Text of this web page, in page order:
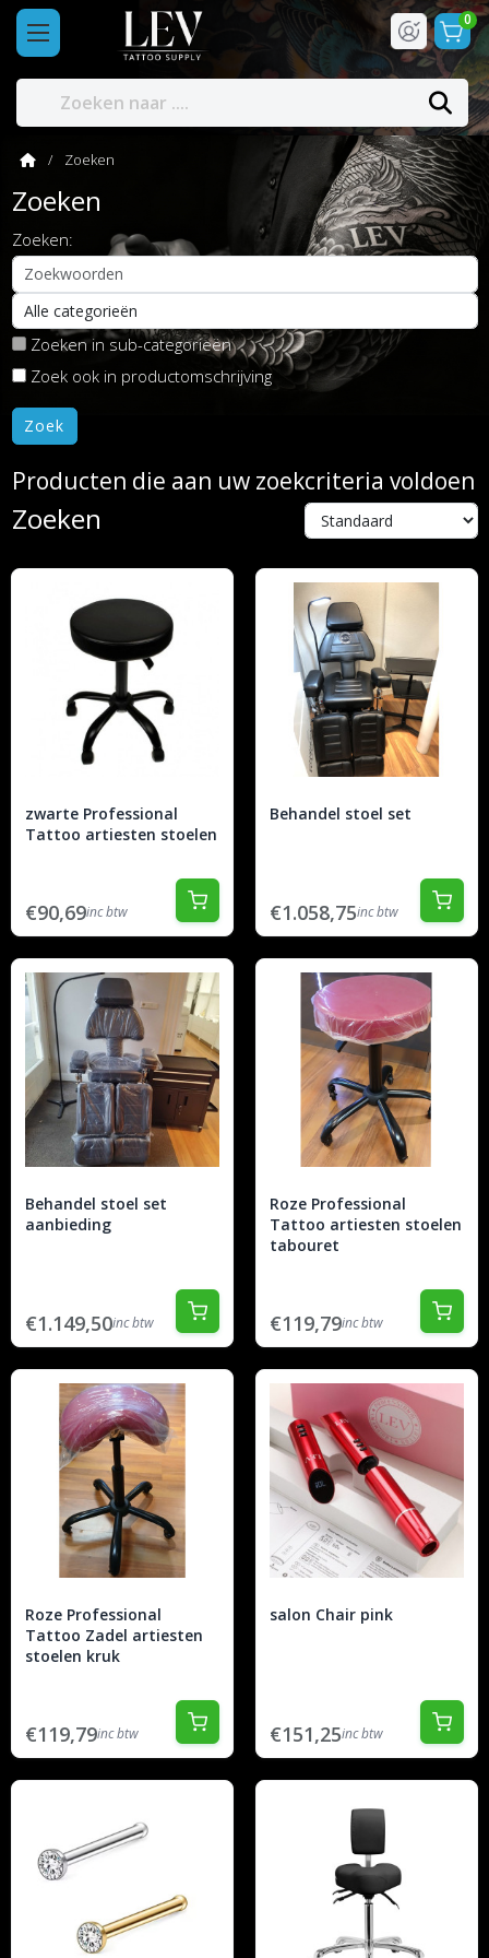
0
Zoeken
Zoeken
Zoeken:
Zoeken in sub-categorieën
Zoek ook in productomschrijving
Producten die aan uw zoekcriteria voldoen
Zoeken
zwarte Professional
Tattoo artiesten stoelen
€90,69inc btw
Behandel stoel set
€1.058,75inc btw
Behandel stoel set
aanbieding
€1.149,50inc btw
Roze Professional
Tattoo artiesten stoelen
tabouret
€119,79inc btw
Roze Professional
Tattoo Zadel artiesten
stoelen kruk
€119,79inc btw
salon Chair pink
€151,25inc btw